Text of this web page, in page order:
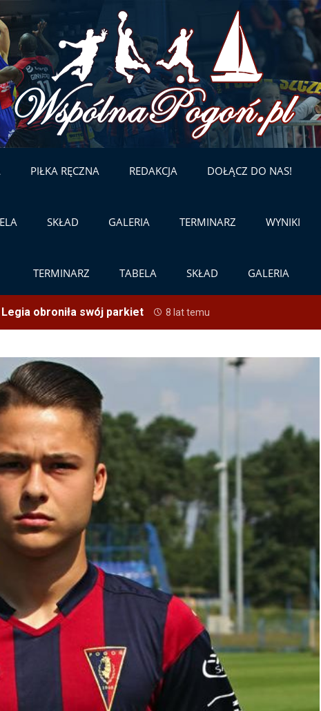
content
PIŁKA RĘCZNA REDAKCJA DOŁĄCZ DO NAS!
SKŁAD GALERIA TERMINARZ WYNIKI
TERMINARZ TABELA SKŁAD GALERIA
obroniła swój parkiet 8 lat temu